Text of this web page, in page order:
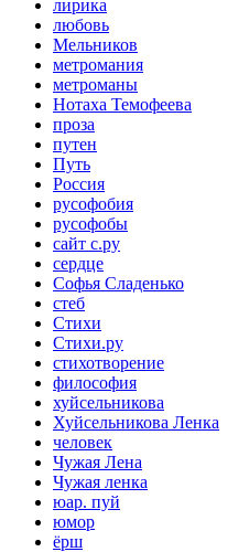
лирика
любовь
Мельников
метромания
метроманы
Нотаха Темофеева
проза
путен
Путь
Россия
русофобия
русофобы
сайт с.ру
сердце
Софья Сладенько
стеб
Стихи
Стихи.ру
стихотворение
философия
хуйсельникова
Хуйсельникова Ленка
человек
Чужая Лена
Чужая ленка
юар. пуй
юмор
ёрш